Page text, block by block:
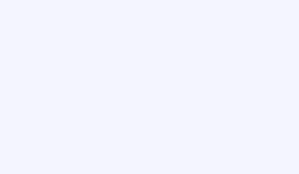
支える仕組みづくりを牽引◆フルフレックスで柔軟な働き方23379
クスとフルリモートで柔軟な働き方を実現◆デザイン会社23377